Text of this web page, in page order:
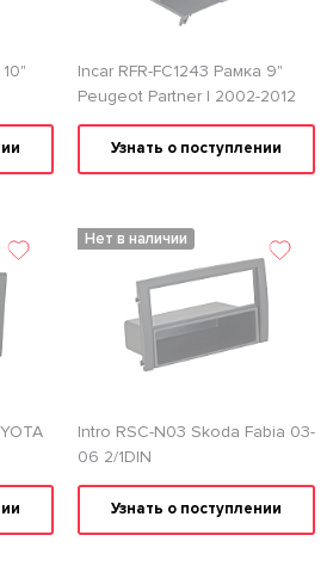
Incar RFR-FC1243 Рамка 9"
Peugeot Partner I 2002-2012
Узнать о поступлении
Нет в наличии
Intro RSC-N03 Skoda Fabia 03-
06 2/1DIN
Узнать о поступлении